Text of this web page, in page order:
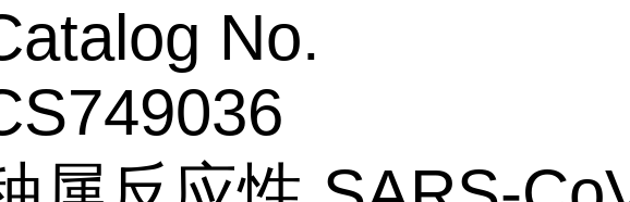
No.